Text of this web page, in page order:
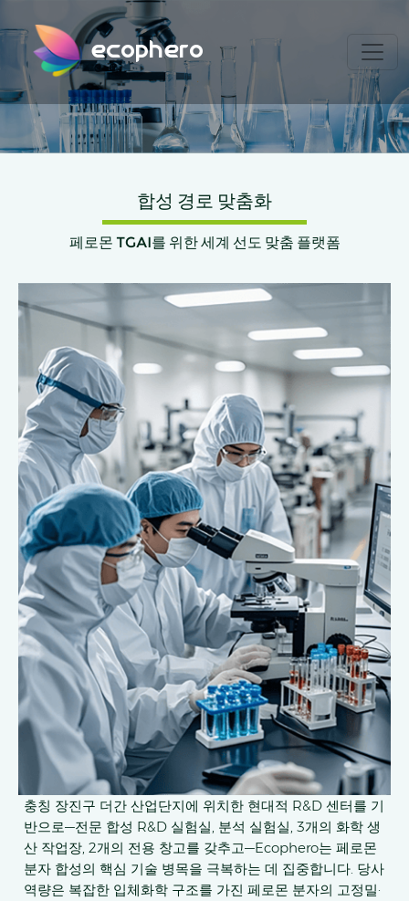
ecophero
합성 경로 맞춤화
페로몬 TGAI를 위한 세계 선도 맞춤 플랫폼
충칭 장진구 더간 산업단지에 위치한 현대적 R&D 센터를 기
반으로—전문 합성 R&D 실험실, 분석 실험실, 3개의 화학 생
산 작업장, 2개의 전용 창고를 갖추고—Ecophero는 페로몬
분자 합성의 핵심 기술 병목을 극복하는 데 집중합니다. 당사
역량은 복잡한 입체화학 구조를 가진 페로몬 분자의 고정밀·